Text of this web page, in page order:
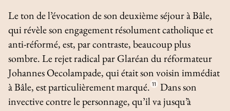
Le ton de l’évocation de son deuxième séjour à Bâle,
qui révèle son engagement résolument catholique et
anti-réformé, est, par contraste, beaucoup plus
sombre. Le rejet radical par Glaréan du réformateur
Johannes Oecolampade, qui était son voisin immédiat
à Bâle, est particulièrement marqué. 11
Dans son
invective contre le personnage, qu’il va jusqu’à